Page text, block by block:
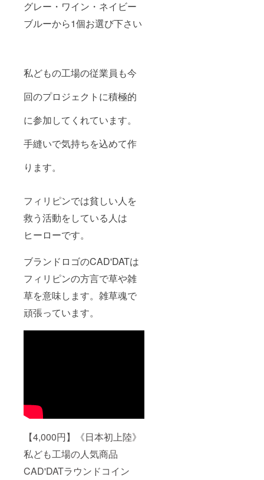
グレー・ワイン・ネイビー
ブルーから1個お選び下さい
私どもの工場の従業員も今
回のプロジェクトに積極的
に参加してくれています。
手縫いで気持ちを込めて作
ります。
フィリピンでは貧しい人を
救う活動をしている人は
ヒーローです。
ブランドロゴのCAD'DATは
フィリピンの方言で草や雑
草を意味します。雑草魂で
頑張っています。
【4,000円】《日本初上陸》
私ども工場の人気商品
CAD'DATラウンドコイン